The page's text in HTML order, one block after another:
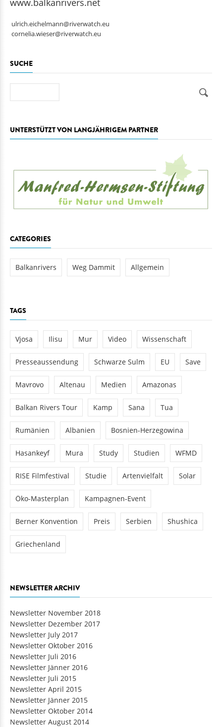
www.balkanrivers.net
ulrich.eichelmann@riverwatch.eu
cornelia.wieser@riverwatch.eu
SUCHE
UNTERSTÜTZT VON LANGJÄHRIGEM PARTNER
CATEGORIES
Balkanrivers Weg Dammit Allgemein
TAGS
Vjosa Ilisu Mur Video Wissenschaft
Presseaussendung Schwarze Sulm EU Save
Mavrovo Altenau Medien Amazonas
Balkan Rivers Tour Kamp Sana Tua
Rumänien Albanien Bosnien-Herzegowina
Hasankeyf Mura Study Studien WFMD
RISE Filmfestival Studie Artenvielfalt Solar
Öko-Masterplan Kampagnen-Event
Berner Konvention Preis Serbien Shushica
Griechenland
NEWSLETTER ARCHIV
Newsletter November 2018
Newsletter Dezember 2017
Newsletter July 2017
Newsletter Oktober 2016
Newsletter Juli 2016
Newsletter Jänner 2016
Newsletter Juli 2015
Newsletter April 2015
Newsletter Jänner 2015
Newsletter Oktober 2014
Newsletter August 2014